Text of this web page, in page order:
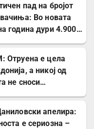
пад на бројот
Во новата
година дури 4.900
Отруена е цела
а никој од
не сноси
апелира:
е сериозна –